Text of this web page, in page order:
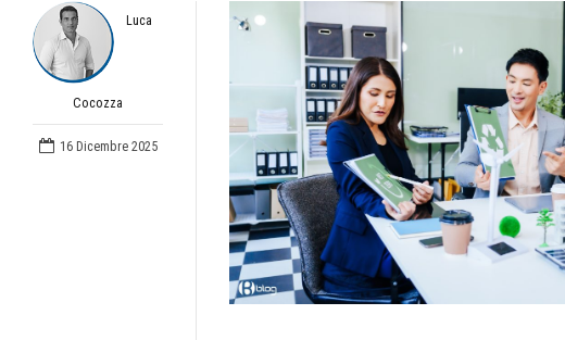
Luca
Cocozza
16 Dicembre 2025